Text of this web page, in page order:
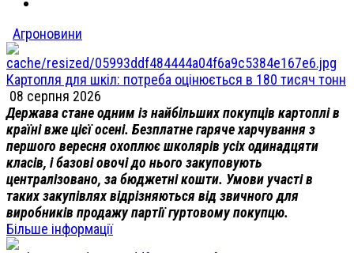
Агроновини
Картопля для шкіл: потреба оцінюється в 180 тисяч тонн
08 серпня 2026
Держава стане одним із найбільших покупців картоплі в
країні вже цієї осені. Безплатне гаряче харчування з
першого вересня охоплює школярів усіх одинадцяти
класів, і базові овочі до нього закуповують
централізовано, за бюджетні кошти. Умови участі в
таких закупівлях відрізняються від звичного для
виробників продажу партії гуртовому покупцю.
Більше інформації